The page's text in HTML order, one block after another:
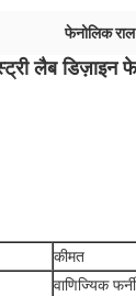
फेनोलिक
लैब डिज़ाइन
कीमत
वाणिज्यिक